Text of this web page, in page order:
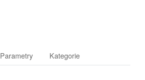
Parametry Kategorie